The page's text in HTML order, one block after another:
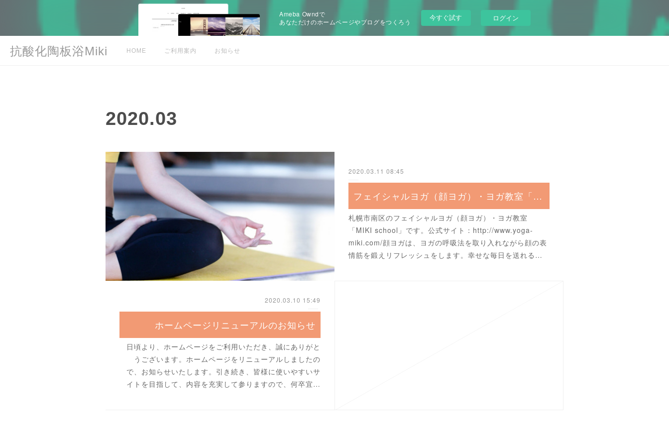
Ameba Owndで
あなただけのホームページやブログをつくろう
今すぐ試す ログイン
抗酸化陶板浴Miki HOME ご利用案内 お知らせ
2020.03
2020.03.11 08:45
フェイシャルヨガ（顔ヨガ）・ヨガ教室「MIKI school」
札幌市南区のフェイシャルヨガ（顔ヨガ）・ヨガ教室
「MIKI school」です。公式サイト：http://www.yoga-
miki.com/顔ヨガは、ヨガの呼吸法を取り入れながら顔の表
情筋を鍛えリフレッシュをします。幸せな毎日を送れる…
2020.03.10 15:49
ホームページリニューアルのお知らせ
日頃より、ホームページをご利用いただき、誠にありがと
うございます。ホームページをリニューアルしましたの
で、お知らせいたします。引き続き、皆様に使いやすいサ
イトを目指して、内容を充実して参りますので、何卒宜…